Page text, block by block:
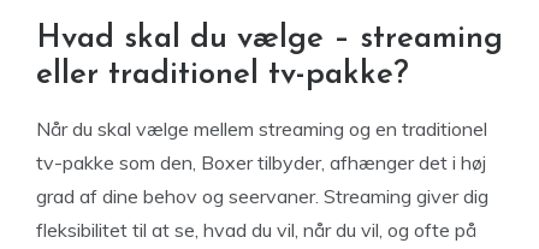
Hvad skal du vælge – streaming
eller traditionel tv-pakke?
Når du skal vælge mellem streaming og en traditionel
tv-pakke som den, Boxer tilbyder, afhænger det i høj
grad af dine behov og seervaner. Streaming giver dig
fleksibilitet til at se, hvad du vil, når du vil, og ofte på